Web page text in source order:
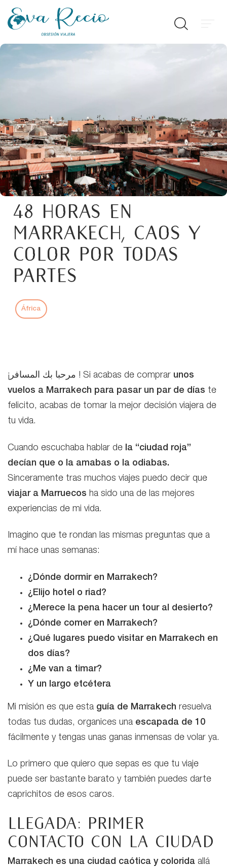
48 Horas en
Marrakech, caos y
color por todas
partes
África
¡مرحبا بك المسافر ! Si acabas de comprar unos
vuelos a Marrakech para pasar un par de días te
felicito, acabas de tomar la mejor decisión viajera de
tu vida.
Cuando escuchaba hablar de la “ciudad roja”
decían que o la amabas o la odiabas.
Sinceramente tras muchos viajes puedo decir que
viajar a Marruecos ha sido una de las mejores
experiencias de mi vida.
Imagino que te rondan las mismas preguntas que a
mí hace unas semanas:
¿Dónde dormir en Marrakech?
¿Elijo hotel o riad?
¿Merece la pena hacer un tour al desierto?
¿Dónde comer en Marrakech?
¿Qué lugares puedo visitar en Marrakech en
dos días?
¿Me van a timar?
Y un largo etcétera
Mi misión es que esta guía de Marrakech resuelva
todas tus dudas, organices una escapada de 10
fácilmente y tengas unas ganas inmensas de volar ya.
Lo primero que quiero que sepas es que tu viaje
puede ser bastante barato y también puedes darte
caprichitos de esos caros.
Llegada: primer
contacto con la ciudad
Marrakech es una ciudad caótica y colorida allá